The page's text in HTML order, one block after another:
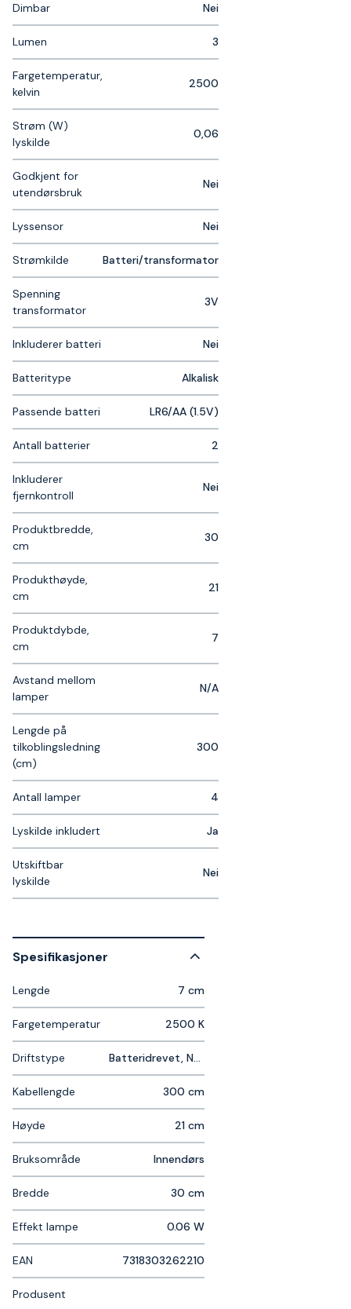
Dimbar Nei
Lumen 3
Fargetemperatur,
kelvin
2500
Strøm (W)
lyskilde
0,06
Godkjent for
utendørsbruk
Nei
Lyssensor Nei
Strømkilde Batteri/transformator
Spenning
transformator
3V
Inkluderer batteri Nei
Batteritype Alkalisk
Passende batteri LR6/AA (1.5V)
Antall batterier 2
Inkluderer
fjernkontroll
Nei
Produktbredde,
cm
30
Produkthøyde,
cm
21
Produktdybde,
cm
7
Avstand mellom
lamper
N/A
Lengde på
tilkoblingsledning
(cm)
300
Antall lamper 4
Lyskilde inkludert Ja
Utskiftbar
lyskilde
Nei
Spesifikasjoner
Lengde 7 cm
Fargetemperatur 2500 K
Driftstype Batteridrevet, Nettadapter
Kabellengde 300 cm
Høyde 21 cm
Bruksområde Innendørs
Bredde 30 cm
Effekt lampe 0.06 W
EAN 7318303262210
Produsent